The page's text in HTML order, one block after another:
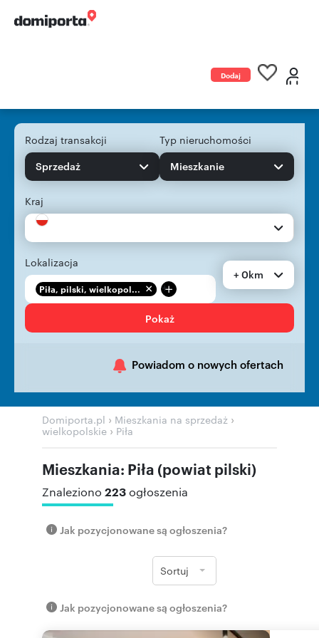
Dodaj
Rodzaj transakcji
Sprzedaż
Typ nieruchomości
Mieszkanie
Kraj
Lokalizacja
Piła, pilski, wielkopol... +
+ 0km
Pokaż
Powiadom o nowych ofertach
Domiporta.pl › Mieszkania na sprzedaż ›
wielkopolskie › Piła
Mieszkania: Piła (powiat pilski)
Znaleziono 223ogłoszenia
Jak pozycjonowane są ogłoszenia?
Sortuj
Jak pozycjonowane są ogłoszenia?